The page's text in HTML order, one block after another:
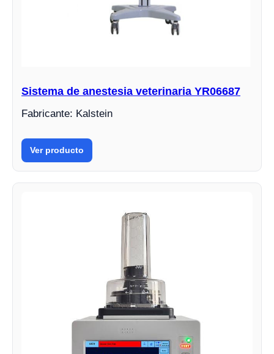
Sistema de anestesia veterinaria YR06687
Fabricante: Kalstein
Ver producto